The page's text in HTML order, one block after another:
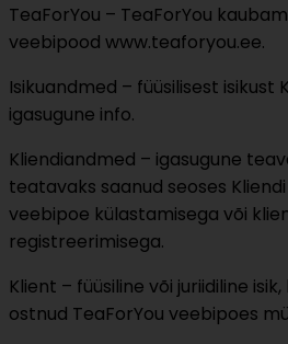
TeaForYou – TeaForYou
veebipood www.teaforyou.ee.
Isikuandmed – füüsilisest isikust
igasugune info.
Kliendiandmed – igasugune
teatavaks saanud seoses
veebipoe külastamisega või
registreerimisega.
Klient – füüsiline või juriidiline
ostnud TeaForYou veebipoes